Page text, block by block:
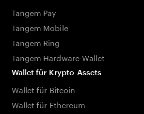
Tangem Pay
Tangem Mobile
Tangem Ring
Tangem Hardware-Wallet
Wallet für Krypto-Assets
Wallet für Bitcoin
Wallet für Ethereum